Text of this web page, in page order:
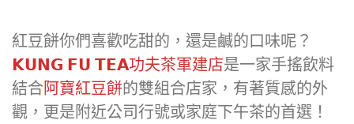
紅豆餅你們喜歡吃甜的，還是鹹的口味呢？
𝗞𝗨𝗡𝗚 𝗙𝗨 𝗧𝗘𝗔功夫茶軍建店是一家手搖飲料
結合阿寶紅豆餅的雙組合店家，有著質感的外
觀，更是附近公司行號或家庭下午茶的首選！